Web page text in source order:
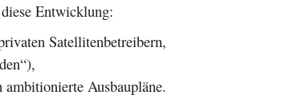
Entwicklung:
Satellitenbetreibern,
Ausbaupläne.